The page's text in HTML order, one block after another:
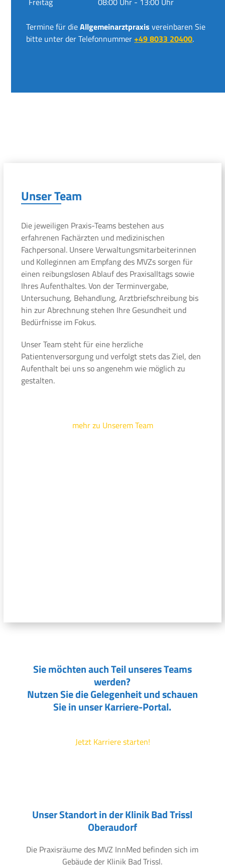
Termine für dieAllgemeinarztpraxis vereinbaren Sie
bitte unter der Telefonnummer+49 8033 20400.
Unser Team
Die jeweiligen Praxis-Teams bestehen aus
erfahrenen Fachärzten und medizinischen
Fachpersonal. Unsere Verwaltungsmitarbeiterinnen
und Kolleginnen am Empfang des MVZs sorgen für
einen reibungslosen Ablauf des Praxisalltags sowie
Ihres Aufenthaltes. Von der Terminvergabe,
Untersuchung, Behandlung, Arztbriefschreibung bis
hin zur Abrechnung stehen Ihre Gesundheit und
Bedürfnisse im Fokus.
Unser Team steht für eine herzliche
Patientenversorgung und verfolgt stets das Ziel, den
Aufenthalt bei uns so angenehm wie möglich zu
gestalten.
mehr zu Unserem Team
Sie möchten auch Teil unseres Teams
werden?
Nutzen Sie die Gelegenheit und schauen
Sie in unser Karriere-Portal.
Jetzt Karriere starten!
Unser Standort in der Klinik Bad Trissl
Oberaudorf
Die Praxisräume des MVZ InnMed befinden sich im
Gebäude der Klinik Bad Trissl.